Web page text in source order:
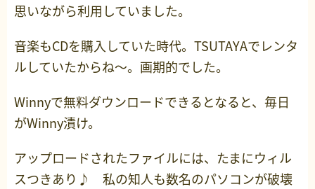
思いながら利用していました。
音楽もCDを購入していた時代。TSUTAYAでレンタ
ルしていたからね～。画期的でした。
Winnyで無料ダウンロードできるとなると、毎日
がWinny漬け。
アップロードされたファイルには、たまにウィル
スつきあり♪ 私の知人も数名のパソコンが破壊